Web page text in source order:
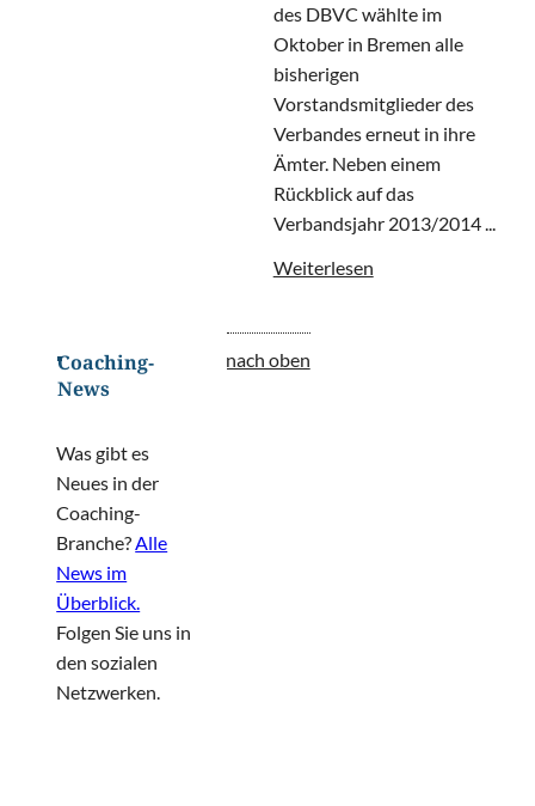
des DBVC wählte im
Oktober in Bremen alle
bisherigen
Vorstandsmitglieder des
Verbandes erneut in ihre
Ämter. Neben einem
Rückblick auf das
Verbandsjahr 2013/2014 ...
Weiterlesen
Coaching-
News
Was gibt es
Neues in der
Coaching-
Branche?Alle
News im
Überblick.
Folgen Sie uns in
den sozialen
Netzwerken.
nach oben